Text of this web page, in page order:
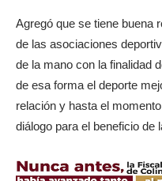
Agregó que se tiene buena
de las asociaciones
de la mano con la finalidad
de esa forma el deporte
relación y hasta el
diálogo para el beneficio de